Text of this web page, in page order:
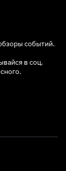
событий.
в соц.